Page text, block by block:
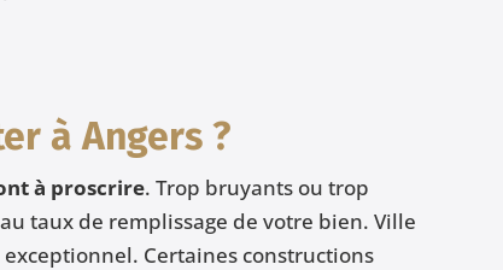
à Angers ?
à proscrire. Trop bruyants ou trop
taux de remplissage de votre bien. Ville
Certaines constructions